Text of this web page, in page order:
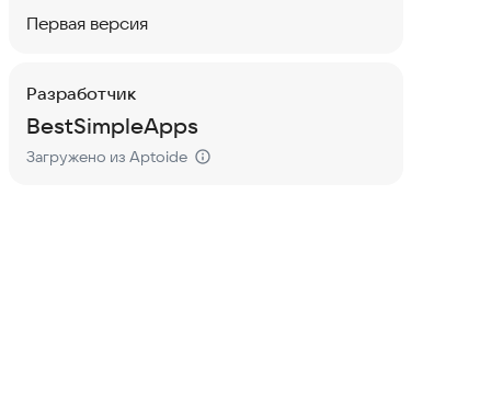
Первая версия
Разработчик
BestSimpleApps
Загружено из Aptoide